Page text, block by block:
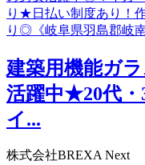
建築用機能ガ
活躍中★20代
イ...
株式会社BREXA Next